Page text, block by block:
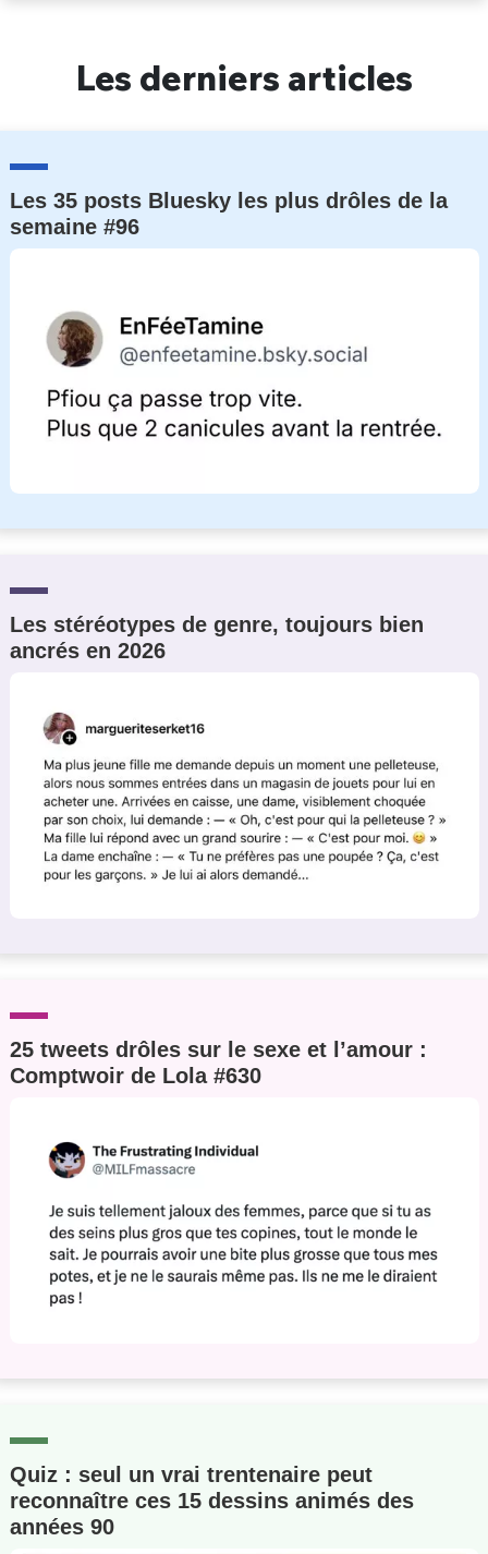
Les derniers articles
Les 35 posts Bluesky les plus drôles de la
semaine #96
Les stéréotypes de genre, toujours bien
ancrés en 2026
25 tweets drôles sur le sexe et l’amour :
Comptwoir de Lola #630
Quiz : seul un vrai trentenaire peut
reconnaître ces 15 dessins animés des
années 90